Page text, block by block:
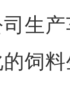
生
饲